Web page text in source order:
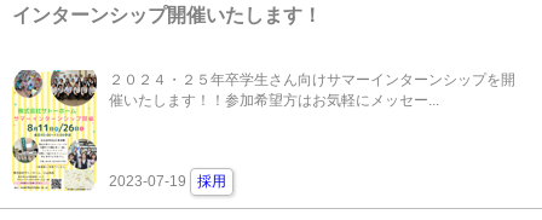
インターンシップ開催いたします！
２０２４・２５年卒学生さん向けサマーインターンシップを開
催いたします！！参加希望方はお気軽にメッセー...
2023-07-19 採用